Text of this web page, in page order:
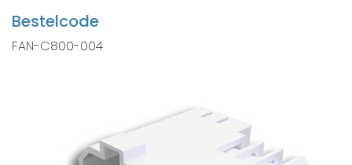
Bestelcode
FAN-C800-004